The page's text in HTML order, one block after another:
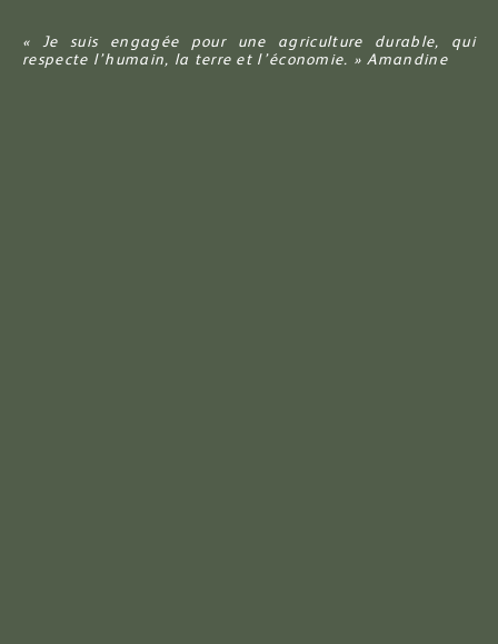
« Je suis engagée pour une agriculture durable, qui
respecte l’humain, la terre et l’économie. » Amandine